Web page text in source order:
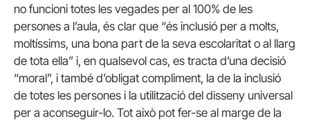
no funcioni totes les vegades per al 100% de les
persones a l’aula, és clar que “és inclusió per a molts,
moltíssims, una bona part de la seva escolaritat o al llarg
de tota ella” i, en qualsevol cas, es tracta d’una decisió
“moral”, i també d’obligat compliment, la de la inclusió
de totes les persones i la utilització del disseny universal
per a aconseguir-lo. Tot això pot fer-se al marge de la